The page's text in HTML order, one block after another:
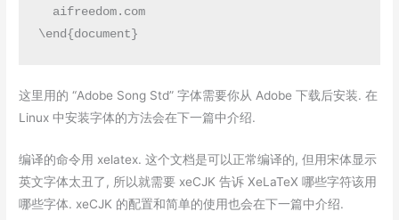
  aifreedom.com
\end{document}
这里用的 “Adobe Song Std” 字体需要你从 Adobe 下载后安装.在
Linux 中安装字体的方法会在下一篇中介绍.
编译的命令用 xelatex. 这个文档是可以正常编译的, 但用宋体显示
英文字体太丑了, 所以就需要 xeCJK 告诉 XeLaTeX 哪些字符该用
哪些字体. xeCJK 的配置和简单的使用也会在下一篇中介绍.